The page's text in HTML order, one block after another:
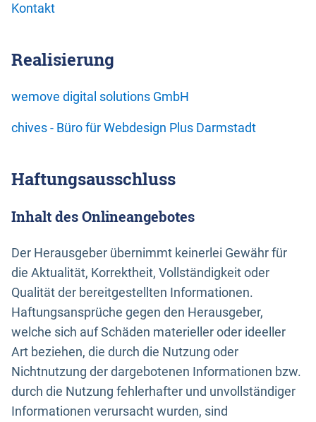
Kontakt
Realisierung
wemove digital solutions GmbH
chives - Büro für Webdesign Plus Darmstadt
Haftungsausschluss
Inhalt des Onlineangebotes
Der Herausgeber übernimmt keinerlei Gewähr für
die Aktualität, Korrektheit, Vollständigkeit oder
Qualität der bereitgestellten Informationen.
Haftungsansprüche gegen den Herausgeber,
welche sich auf Schäden materieller oder ideeller
Art beziehen, die durch die Nutzung oder
Nichtnutzung der dargebotenen Informationen bzw.
durch die Nutzung fehlerhafter und unvollständiger
Informationen verursacht wurden, sind